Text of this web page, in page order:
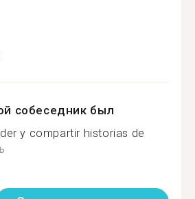
собеседник был
y compartir historias de